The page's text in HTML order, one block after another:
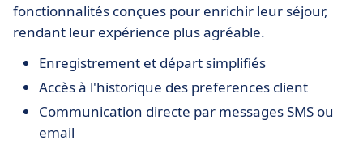
fonctionnalités conçues pour enrichir leur séjour,
rendant leur expérience plus agréable.
Enregistrement et départ simplifiés
Accès à l'historique des preferences client
Communication directe par messages SMS ou
email